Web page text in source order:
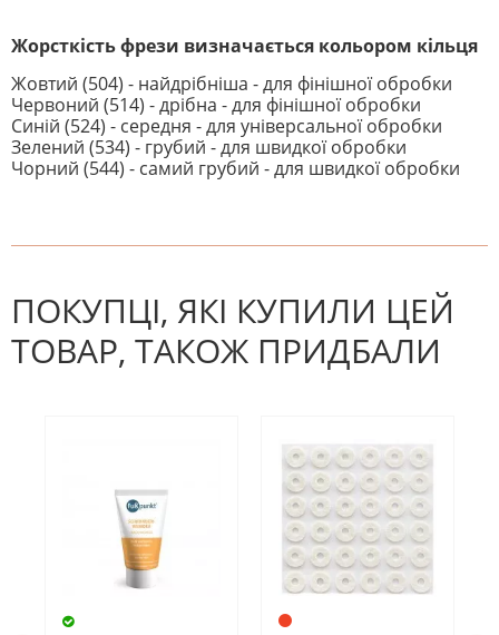
Жорсткість фрези визначається кольором кільця
Жовтий (504) - найдрібніша - для фінішної обробки
Червоний (514) - дрібна - для фінішної обробки
Синій (524) - середня - для універсальної обробки
Зелений (534) - грубий - для швидкої обробки
Чорний (544) - самий грубий - для швидкої обробки
На даний час немає відгуків. Ви
ПОКУПЦІ, ЯКІ КУПИЛИ ЦЕЙ
ТОВАР, ТАКОЖ ПРИДБАЛИ